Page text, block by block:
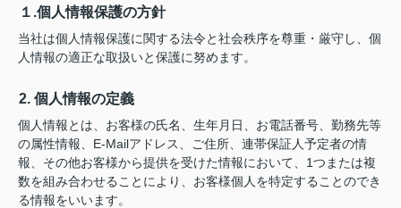
１.個人情報保護の方針
当社は個人情報保護に関する法令と社会秩序を尊重・厳守し、個
人情報の適正な取扱いと保護に努めます。
2. 個人情報の定義
個人情報とは、お客様の氏名、生年月日、お電話番号、勤務先等
の属性情報、E-Mailアドレス、ご住所、連帯保証人予定者の情
報、その他お客様から提供を受けた情報において、1つまたは複
数を組み合わせることにより、お客様個人を特定することのでき
る情報をいいます。